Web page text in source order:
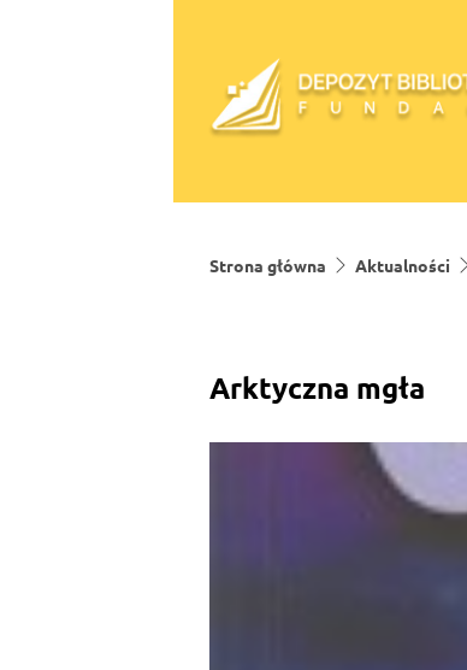
Strona główna Aktualności
Arktyczna mgła